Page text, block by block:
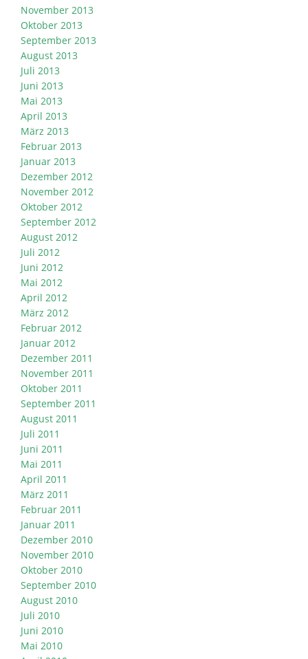
November 2013
Oktober 2013
September 2013
August 2013
Juli 2013
Juni 2013
Mai 2013
April 2013
März 2013
Februar 2013
Januar 2013
Dezember 2012
November 2012
Oktober 2012
September 2012
August 2012
Juli 2012
Juni 2012
Mai 2012
April 2012
März 2012
Februar 2012
Januar 2012
Dezember 2011
November 2011
Oktober 2011
September 2011
August 2011
Juli 2011
Juni 2011
Mai 2011
April 2011
März 2011
Februar 2011
Januar 2011
Dezember 2010
November 2010
Oktober 2010
September 2010
August 2010
Juli 2010
Juni 2010
Mai 2010